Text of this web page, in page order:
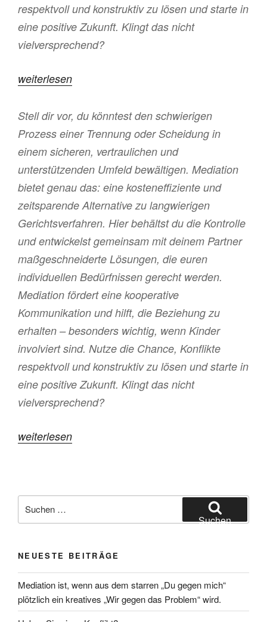
respektvoll und konstruktiv zu lösen und starte in
eine positive Zukunft. Klingt das nicht
vielversprechend?
„Warum
bei
Trennung
und
Scheidung
der
Schlüssel
zu
einer
friedlichen
Lösung
ist“
weiterlesen
Stell dir vor, du könntest den schwierigen
Prozess einer Trennung oder Scheidung in
einem sicheren, vertraulichen und
unterstützenden Umfeld bewältigen. Mediation
bietet genau das: eine kosteneffiziente und
zeitsparende Alternative zu langwierigen
Gerichtsverfahren. Hier behältst du die Kontrolle
und entwickelst gemeinsam mit deinem Partner
maßgeschneiderte Lösungen, die euren
individuellen Bedürfnissen gerecht werden.
Mediation fördert eine kooperative
Kommunikation und hilft, die Beziehung zu
erhalten – besonders wichtig, wenn Kinder
involviert sind. Nutze die Chance, Konflikte
respektvoll und konstruktiv zu lösen und starte in
eine positive Zukunft. Klingt das nicht
vielversprechend?
„Warum
und
Scheidung
Schlüssel
zu
einer
friedlichen
weiterlesen
nach:
Suchen
NEUESTE BEITRÄGE
Mediation ist, wenn aus dem starren „Du gegen mich“
plötzlich ein kreatives „Wir gegen das Problem“ wird.